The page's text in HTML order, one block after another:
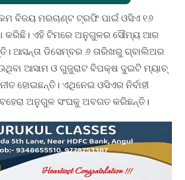
ବିଜୟ ମରଚାଣ୍ଟ ଟ୍ରଫି ପାଇଁ ଓସିଏ ୧୬
କରିଛି। ଏହି ଟିମରେ ଅନୁଗୁଳର ସୌମ୍ୟ ଆର
ଆସନ୍ତା ଡିସେମ୍ବର ୬ ତାରିଖରୁ ଗ୍ବାଲିଅର
ଆସାମ ଓ ଗୁଜୁରାଟ ବିପକ୍ଷ ଦୁଇଟି ମ୍ୟାଚ୍
ହୋଇଛନ୍ତି। ଏଥିନେଇ ଓସିଏର ନିର୍ବାହୀ
ଅନୁଗୁଳ ସଂଘକୁ ଅବଗତ କରିଛନ୍ତି।